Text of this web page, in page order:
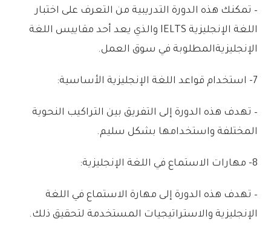
– تمكنك هذه الدورة التدريبية من التعرف على اختبار
اللغة الإنجليزية والذي يعد أحد مقاييس اللغة
الإنجليزيةالمطلوبة في سوق العمل.
7- استخدام قواعد اللغة الإنجليزية الأساسية:
– تهدف هذه الدورة إلى التفريق بين التراكيب النحوية
المختلفة واستخدامها بشكل سليم.
8- مهارات الاستماع في اللغة الإنجليزية:
– تهدف هذه الدورة إلى مهارة الاستماع في اللغة
الإنجليزية والاستراتيجيات المستخدمة لتحقيق ذلك.